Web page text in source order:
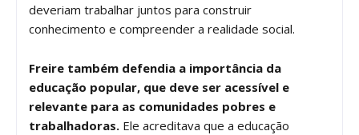
deveriam trabalhar juntos para construir
conhecimento e compreender a realidade social.
Freire também defendia a importância da
educação popular, que deve ser acessível e
relevante para as comunidades pobres e
trabalhadoras. Ele acreditava que a educação